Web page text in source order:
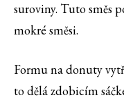
suroviny. Tuto směs
mokré směsi.
Formu na donuty
to dělá zdobicím